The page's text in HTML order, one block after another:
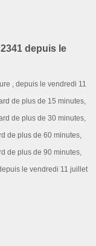
depuis le
, depuis le vendredi 11
de plus de 15 minutes,
de plus de 30 minutes,
de plus de 60 minutes,
de plus de 90 minutes,
le vendredi 11 juillet